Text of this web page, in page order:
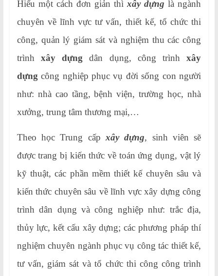
Hiểu một cách đơn giản thìxây dựng là ngành
chuyên về lĩnh vực tư vấn, thiết kế, tổ chức thi
công, quản lý giám sát và nghiệm thu các công
trình xây dựng dân dụng, công trìnhxây
dựng công nghiệp phục vụ đời sống con người
như: nhà cao tầng, bệnh viện, trường học, nhà
xưởng, trung tâm thương mại,…
Theo học Trung cấp xây dựng, sinh viên sẽ
được trang bị kiến thức về toán ứng dụng, vật lý
kỹ thuật, các phần mềm thiết kế chuyên sâu và
kiến thức chuyên sâu về lĩnh vực xây dựng công
trình dân dụng và công nghiệp như: trắc địa,
thủy lực, kết cấu xây dựng; các phương pháp thí
nghiệm chuyên ngành phục vụ công tác thiết kế,
tư vấn, giám sát và tổ chức thi công công trình